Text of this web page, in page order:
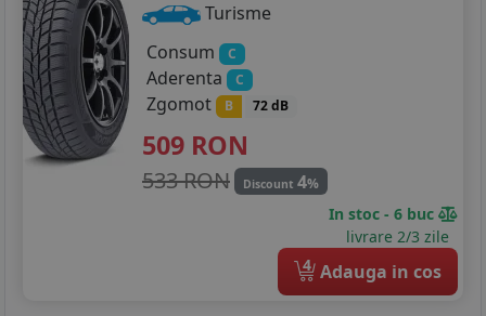
Turisme
Consum
C
Aderenta C
Zgomot B 72 dB
509 RON
533 RON Discount 4%
In stoc - 6 buc
livrare 2/3 zile
4 Adauga in cos